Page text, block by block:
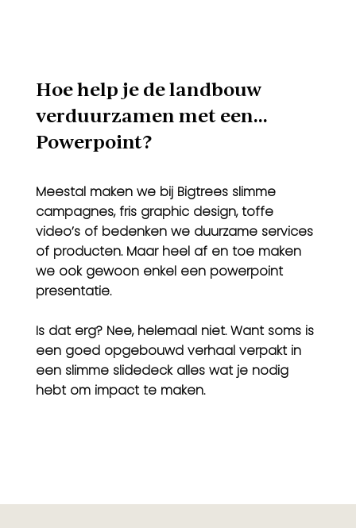
Hoe help je de landbouw
verduurzamen met een…
Powerpoint?
Meestal maken we bij Bigtrees slimme
campagnes, fris graphic design, toffe
video’s of bedenken we duurzame services
of producten. Maar heel af en toe maken
we ook gewoon enkel een powerpoint
presentatie.
Is dat erg? Nee, helemaal niet. Want soms is
een goed opgebouwd verhaal verpakt in
een slimme slidedeck alles wat je nodig
hebt om impact te maken.